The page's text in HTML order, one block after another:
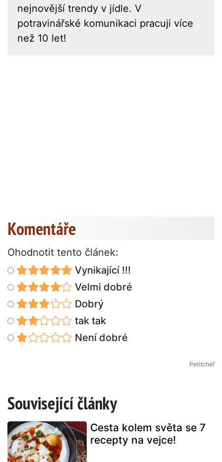
nejnovější trendy v jídle. V
potravinářské komunikaci pracuji více
než 10 let!
Komentáře
Ohodnotit tento článek:
Vynikající !!!
Velmi dobré
Dobrý
tak tak
Není dobré
Petitchef
Související články
Cesta kolem světa se 7
recepty na vejce!